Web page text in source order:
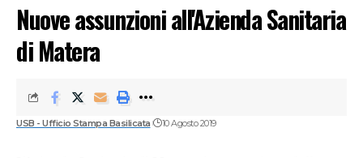
Nuove assunzioni all'Azienda Sanitaria
di Matera
USB - Ufficio Stampa Basilicata 10 Agosto 2019